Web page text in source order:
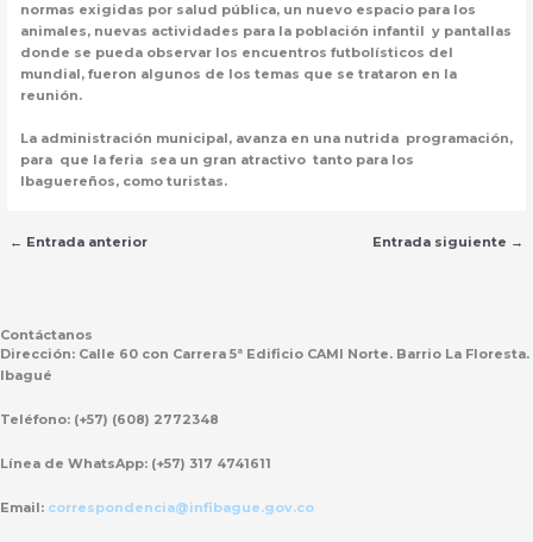
normas exigidas por salud pública, un nuevo espacio para los
animales, nuevas actividades para la población infantil y pantallas
donde se pueda observar los encuentros futbolísticos del
mundial, fueron algunos de los temas que se trataron en la
reunión.
La administración municipal, avanza en una nutrida programación,
para que la feria sea un gran atractivo tanto para los
Ibaguereños, como turistas.
← Entrada anterior Entrada siguiente →
Contáctanos
Dirección: Calle 60 con Carrera 5ª Edificio CAMI Norte. Barrio La Floresta.
Ibagué
Teléfono: (+57) (608) 2772348
Línea de WhatsApp: (+57) 317 4741611
Email: correspondencia@infibague.gov.co